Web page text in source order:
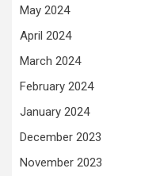
May 2024
April 2024
March 2024
February 2024
January 2024
December 2023
November 2023